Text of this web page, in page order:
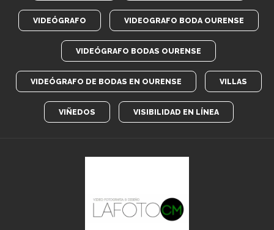
VIDEÓGRAFO VIDEOGRAFO BODA OURENSE
VIDEÓGRAFO BODAS OURENSE
VIDEÓGRAFO DE BODAS EN OURENSE VILLAS
VIÑEDOS VISIBILIDAD EN LÍNEA